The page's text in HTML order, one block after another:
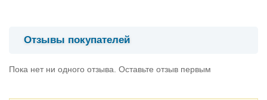
Отзывы покупателей
Пока нет ни одного отзыва. Оставьте отзыв первым